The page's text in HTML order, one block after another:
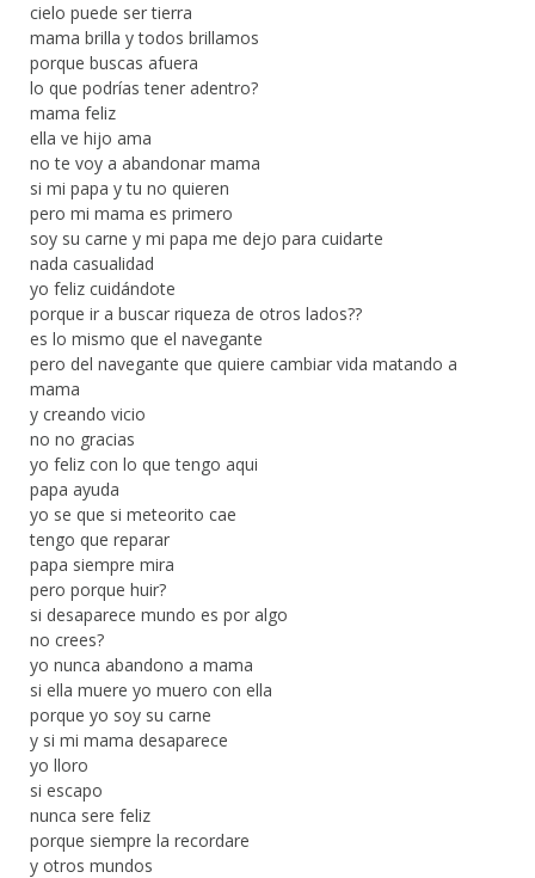
cielo puede ser tierra
mama brilla y todos brillamos
porque buscas afuera
lo que podrías tener adentro?
mama feliz
ella ve hijo ama
no te voy a abandonar mama
si mi papa y tu no quieren
pero mi mama es primero
soy su carne y mi papa me dejo para cuidarte
nada casualidad
yo feliz cuidándote
porque ir a buscar riqueza de otros lados??
es lo mismo que el navegante
pero del navegante que quiere cambiar vida matando a
mama
y creando vicio
no no gracias
yo feliz con lo que tengo aqui
papa ayuda
yo se que si meteorito cae
tengo que reparar
papa siempre mira
pero porque huir?
si desaparece mundo es por algo
no crees?
yo nunca abandono a mama
si ella muere yo muero con ella
porque yo soy su carne
y si mi mama desaparece
yo lloro
si escapo
nunca sere feliz
porque siempre la recordare
y otros mundos